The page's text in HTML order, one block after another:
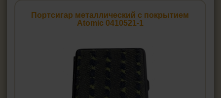
Портсигар металлический с покрытием
Atomic 0410521-1
Машинки для гильз